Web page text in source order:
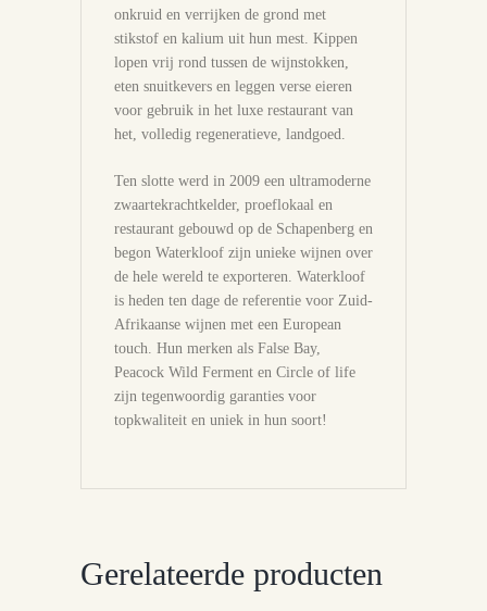
onkruid en verrijken de grond met
stikstof en kalium uit hun mest. Kippen
lopen vrij rond tussen de wijnstokken,
eten snuitkevers en leggen verse eieren
voor gebruik in het luxe restaurant van
het, volledig regeneratieve, landgoed.
Ten slotte werd in 2009 een ultramoderne
zwaartekrachtkelder, proeflokaal en
restaurant gebouwd op de Schapenberg en
begon Waterkloof zijn unieke wijnen over
de hele wereld te exporteren. Waterkloof
is heden ten dage de referentie voor Zuid-
Afrikaanse wijnen met een European
touch. Hun merken als False Bay,
Peacock Wild Ferment en Circle of life
zijn tegenwoordig garanties voor
topkwaliteit en uniek in hun soort!
Gerelateerde producten